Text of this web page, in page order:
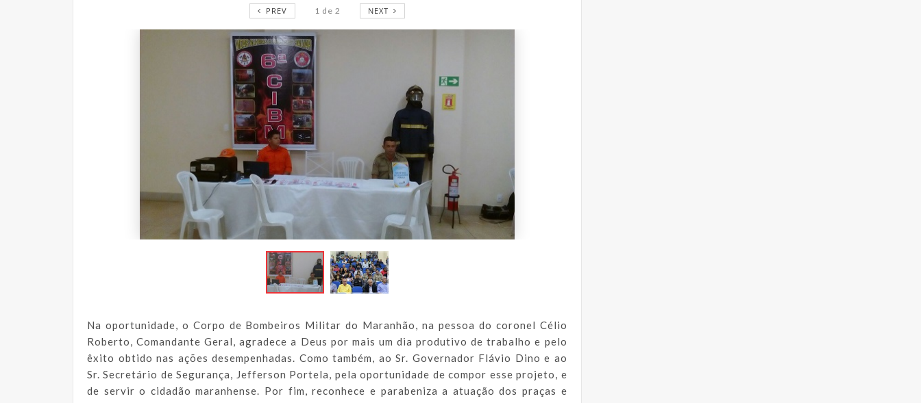
PREV 1 de 2 NEXT
Na oportunidade, o Corpo de Bombeiros Militar do Maranhão, na pessoa do coronel Célio
Roberto, Comandante Geral, agradece a Deus por mais um dia produtivo de trabalho e pelo
êxito obtido nas ações desempenhadas. Como também, ao Sr. Governador Flávio Dino e ao
Sr. Secretário de Segurança, Jefferson Portela, pela oportunidade de compor esse projeto, e
de servir o cidadão maranhense. Por fim, reconhece e parabeniza a atuação dos praças e